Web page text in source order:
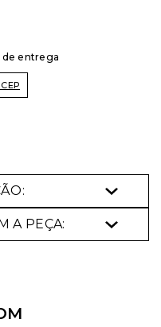
shopper
você deseja:
de entrega
A PEÇA: